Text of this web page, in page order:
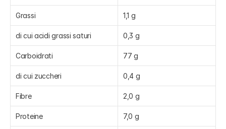
Grassi 1,1 g
di cui acidi grassi saturi 0,3 g
Carboidrati 77 g
di cui zuccheri 0,4 g
Fibre 2,0 g
Proteine 7,0 g